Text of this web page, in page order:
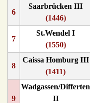
6
Saarbrücken III
(1446)
7
St.Wendel I
(1550)
8
Caissa Homburg III
(1411)
9
Wadgassen/Differten
II